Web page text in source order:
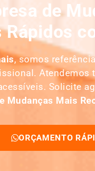
de
, somos
Atendemos
Solicite
Mudanças Mais
ORÇAMENTO